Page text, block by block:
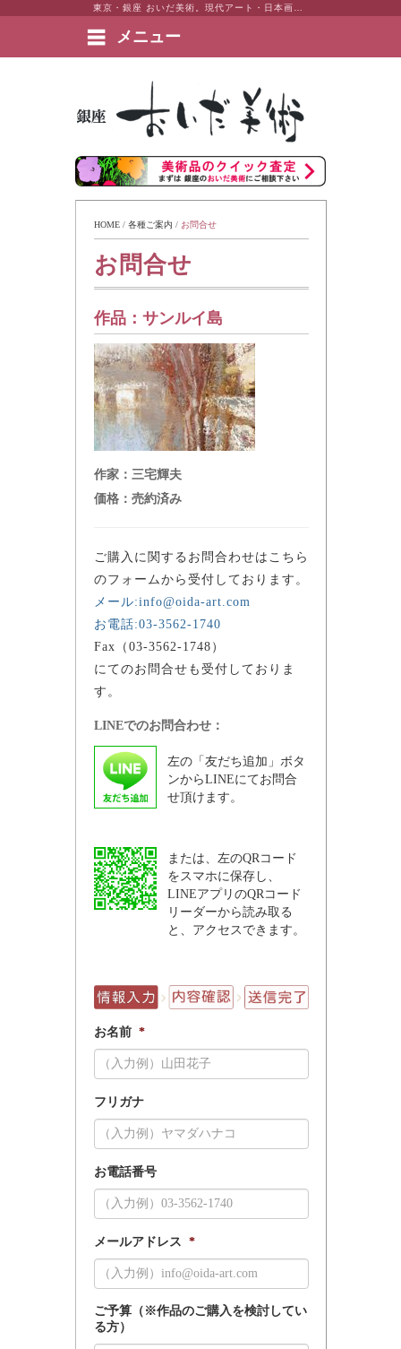
メニュー
絵画など美術品の販売と買取 | 東京・銀座 おいだ美術
HOME / 各種ご案内 / お問合せ
お問合せ
作品： サンルイ島
作家： 三宅輝夫
価格： 売約済み
ご購入に関するお問合わせはこちら
のフォームから受付しております。
メール:info@oida-art.com
お電話:03-3562-1740
Fax（03-3562-1748）
にてのお問合せも受付しておりま
す。
LINEでのお問合わせ：
左の「友だち追加」ボタ
ンからLINEにてお問合
せ頂けます。
または、左のQRコード
をスマホに保存し、
LINEアプリのQRコード
リーダーから読み取る
と、アクセスできます。
お名前 *
フリガナ
お電話番号
メールアドレス *
ご予算（※作品のご購入を検討してい
る方）